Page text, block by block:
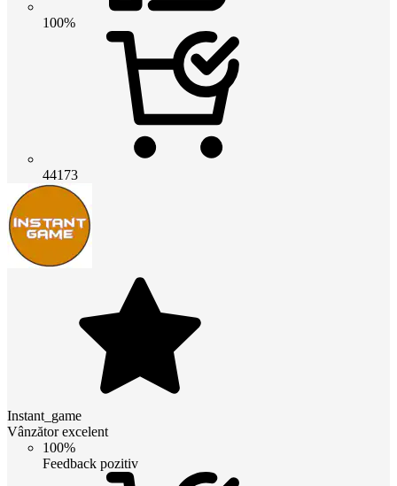
100%
44173
Instant_game
Vânzător excelent
100%
Feedback pozitiv